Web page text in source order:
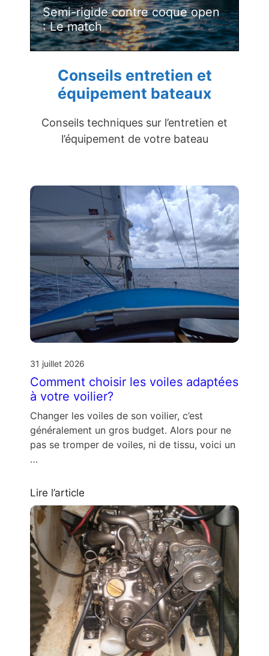
Semi-rigide contre coque open
: Le match
Conseils entretien et
équipement bateaux
Conseils techniques sur l’entretien et
l’équipement de votre bateau
31 juillet 2026
Comment choisir les voiles adaptées
à votre voilier?
Changer les voiles de son voilier, c’est
généralement un gros budget. Alors pour ne
pas se tromper de voiles, ni de tissu, voici un
…
Lire l’article